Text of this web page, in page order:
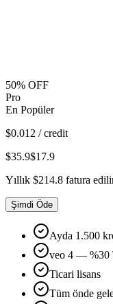
50% OFF
Pro
En Popüler
$0.012 / credit
$35.9$17.9
Yıllık $214.8 fatura
Şimdi Öde
Ayda 1 .500
veo 4 — %30
Ticari lisans
Tüm önde